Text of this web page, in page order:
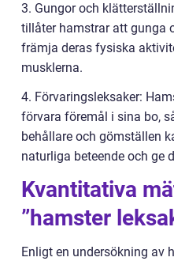
3. Gungor och
tillåter hamstrar att gunga
främja deras fysiska
musklerna.
4. Förvaringsleksaker:
förvara föremål i sina bo,
behållare och gömställen
naturliga beteende och ge
Kvantitativa
”hamster
Enligt en undersökning av